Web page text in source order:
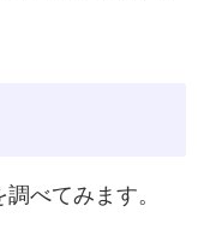
べてみます。